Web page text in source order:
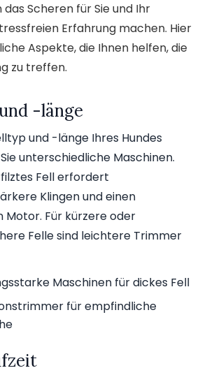
Scheren für Sie und Ihr
Erfahrung machen. Hier
Aspekte, die Ihnen helfen, die
zu treffen.
-länge
und -länge Ihres Hundes
unterschiedliche Maschinen.
Fell erfordert
Klingen und einen
Motor. Für kürzere oder
Felle sind leichtere Trimmer
Maschinen für dickes Fell
für empfindliche